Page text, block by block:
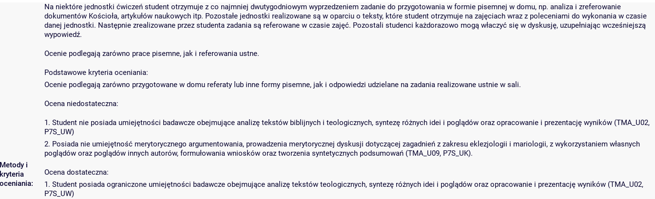
Metody i
kryteria
oceniania:
Na niektóre jednostki ćwiczeń student otrzymuje z co najmniej dwutygodniowym wyprzedzeniem zadanie do przygotowania w formie pisemnej w domu, np. analiza i zreferowanie
dokumentów Kościoła, artykułów naukowych itp. Pozostałe jednostki realizowane są w oparciu o teksty, które student otrzymuje na zajęciach wraz z poleceniami do wykonania w czasie
danej jednostki. Następnie zrealizowane przez studenta zadania są referowane w czasie zajęć. Pozostali studenci każdorazowo mogą właczyć się w dyskusję, uzupełniając wcześniejszą
wypowiedź.
Ocenie podlegają zarówno prace pisemne, jak i referowania ustne.
Podstawowe kryteria oceniania:
Ocenie podlegają zarówno przygotowane w domu referaty lub inne formy pisemne, jak i odpowiedzi udzielane na zadania realizowane ustnie w sali.
Ocena niedostateczna:
1. Student nie posiada umiejętności badawcze obejmujące analizę tekstów biblijnych i teologicznych, syntezę różnych idei i poglądów oraz opracowanie i prezentację wyników (TMA_U02,
P7S_UW)
2. Posiada nie umiejętność merytorycznego argumentowania, prowadzenia merytorycznej dyskusji dotyczącej zagadnień z zakresu eklezjologii i mariologii, z wykorzystaniem własnych
poglądów oraz poglądów innych autorów, formułowania wniosków oraz tworzenia syntetycznych podsumowań (TMA_U09, P7S_UK).
Ocena dostateczna:
1. Student posiada ograniczone umiejętności badawcze obejmujące analizę tekstów teologicznych, syntezę różnych idei i poglądów oraz opracowanie i prezentację wyników (TMA_U02,
P7S_UW)